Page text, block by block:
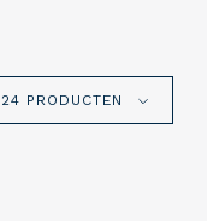
24 PRODUCTEN